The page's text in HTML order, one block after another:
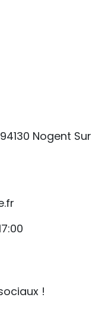
Nogent Sur
!